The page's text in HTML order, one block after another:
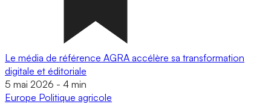
Le média de référence AGRA accélère sa transformation
digitale et éditoriale
5 mai 2026 - 4 min
Europe Politique agricole